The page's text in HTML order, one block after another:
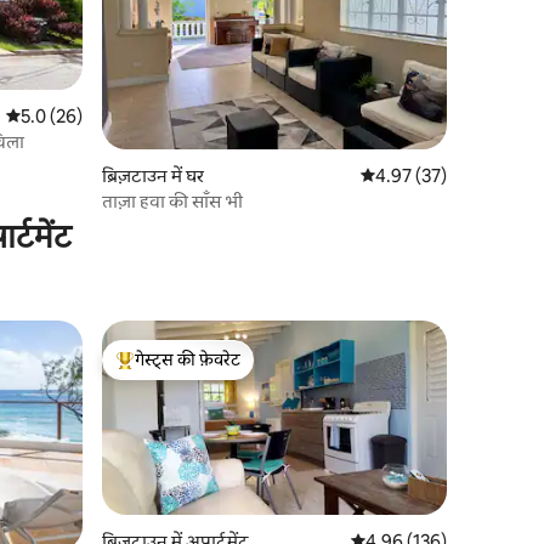
औसत रेटिंग 5 में से 5.0, 26 समीक्षाएँ
5.0 (26)
ब्रिज़टाउन में घर औसत रेटिंग 5 में से 4.97,
4.97 (37)
ताज़ा हवा की साँस भी
गेस्ट्स का टॉप फ़ेवरेट
गेस्ट्स की फ़ेवरेट